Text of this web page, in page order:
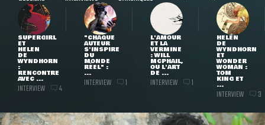
SUPERGIRL
ET
HELEN
DE
WYNDHORN
:
RENCONTRE
AVEC ...
INTERVIEW 4
"CHAQUE
AUTEUR
S'INSPIRE
DU
MONDE
RÉEL" :
...
INTERVIEW 1
L'AMOUR
ET LA
VERMINE
: WILL
MCPHAIL,
OU L'ART
DE ...
INTERVIEW 1
HELEN
DE
WYNDHORN
ET
WONDER
WOMAN :
TOM
KING ET
...
INTERVIEW 3